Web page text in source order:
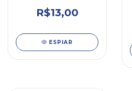
R$13,00
ESPIAR